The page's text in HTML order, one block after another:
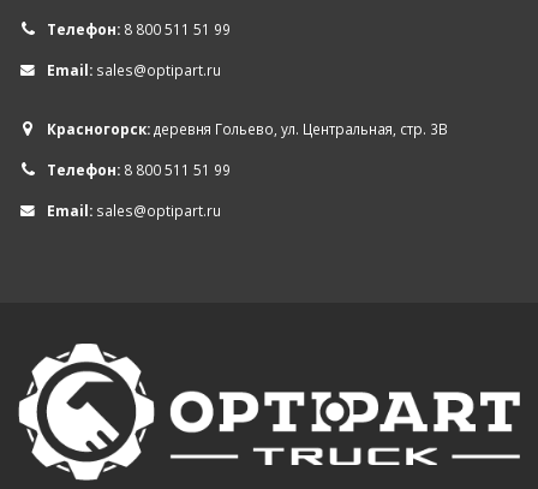
Телефон: 8 800 511 51 99
Email: sales@optipart.ru
Красногорск:деревня Гольево, ул. Центральная, стр. 3В
Телефон: 8 800 511 51 99
Email: sales@optipart.ru